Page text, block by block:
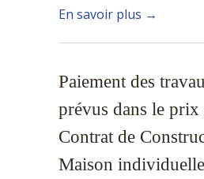
En savoir plus →
Paiement des
prévus dans le prix
Contrat de
Maison individuelle